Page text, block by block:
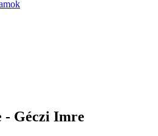
Géczi Imre